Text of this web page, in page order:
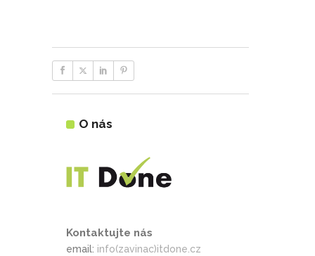
O nás
Kontaktujte nás
email: info(zavinac)itdone.cz